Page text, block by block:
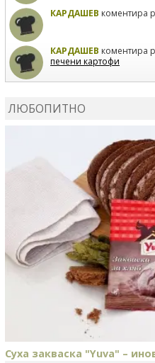
КАРДАШЕВ коментира
КАРДАШЕВ коментира
печени картофи
ЛЮБОПИТНО
Суха закваска "Yuva" –